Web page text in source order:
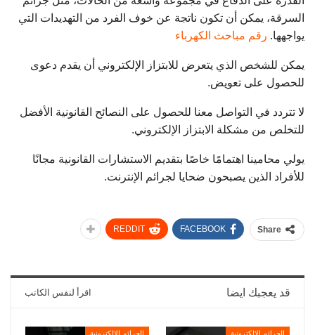
السرقة، يمكن أن تكون ناتجة عن خوف الفرد من التهديدات التي
يواجهها. رقم مباحث الكهرباء
يمكن للشخص الذي يتعرض للابتزاز الإلكتروني أن يقدم دعوى
للحصول على تعويض.
لا تتردد في التواصل معنا للحصول على النصائح القانونية الأفضل
للتخلص من مشكلة الابتزاز الإلكتروني.
يولي محامينا اهتمامًا خاصًا بتقديم الاستشارات القانونية مجانًا
للأفراد الذين يصبحون ضحايا لجرائم الإنترنت.
Share
FACEBOOK
REDDIT
قد يعجبك ايضا اقرأ لنفس الكاتب
الجرائم الالكترونية الجرائم الالكترونية